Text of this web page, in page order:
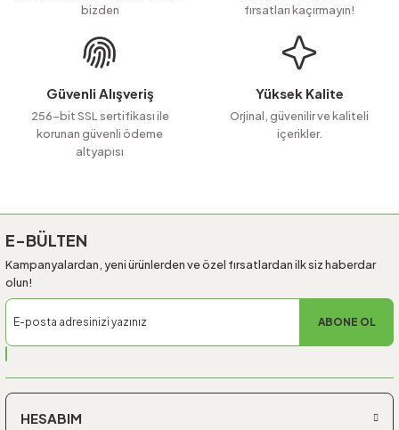
Ürün bilgilerinde hatalar bulunuyor.
Ürün fiyatı diğer sitelerden daha pahalı.
Bu ürüne benzer farklı alternatifler olmalı.
bizden
fırsatları kaçırmayın!
Güvenli Alışveriş
256-bit SSL sertifikası ile
korunan güvenli ödeme
altyapısı
Yüksek Kalite
Orjinal, güvenilir ve kaliteli
içerikler.
E-BÜLTEN
Kampanyalardan, yeni ürünlerden ve özel fırsatlardan ilk siz haberdar
olun!
ABONE OL
HESABIM